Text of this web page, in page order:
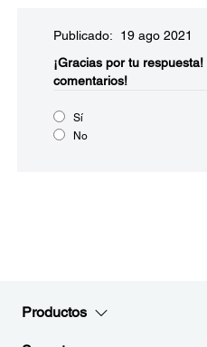
Publicado: 19 ago 2021
¡Gracias por tu respuesta!
comentarios!
Sí
No
Productos